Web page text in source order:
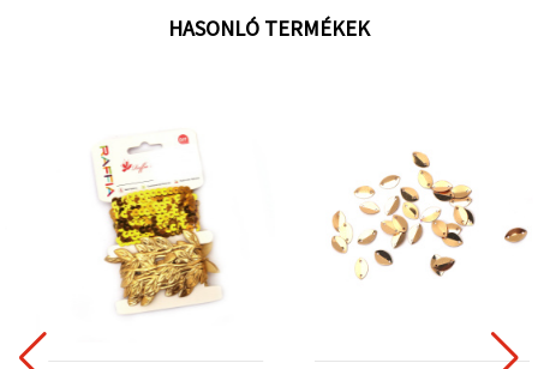
HASONLÓ TERMÉKEK